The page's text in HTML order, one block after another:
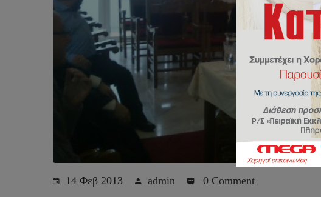
14 Φεβ 2013 admin 0 Comment